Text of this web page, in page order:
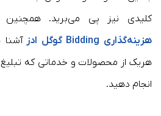
کلیدی نیز پی می‌برید. همچنین
هزینه‌گذاری Bidding گوگل ادز
هریک از محصولات و خدماتی که
انجام دهید.